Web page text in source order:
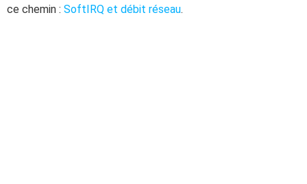
ce chemin : SoftIRQ et débit réseau.